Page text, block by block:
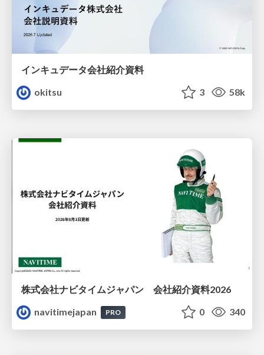
インキュデータ会社紹介資料
okitsu
3 58k
株式会社ナビタイムジャパン 会社紹介資料2026
navitimejapan
PRO 0 340